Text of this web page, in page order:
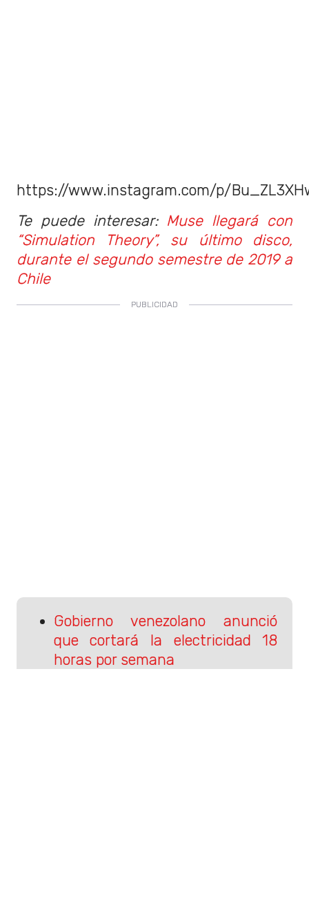
https://www.instagram.com/p/
Te puede interesar: Muse llegará con
“Simulation Theory”, su último disco,
durante el segundo semestre de 2019 a
Chile
Gobierno venezolano anunció
que cortará la electricidad 18
horas por semana